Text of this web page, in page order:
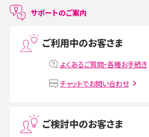
LINEで友だちを削除する方法は？方法ごとの影響や復活
MNOとは？MVNOやMVNEとの違いやメリット・デメリット
VPN接続とは？仕組みや必要性、メリット・デメリット、接
Instagram（インスタグラム）でスクショするとバレる？バ
サポートのご案内
ご利用中のお客さま
よくあるご質問・各種お手続き
チャットでお問い合わせ
ご検討中のお客さま